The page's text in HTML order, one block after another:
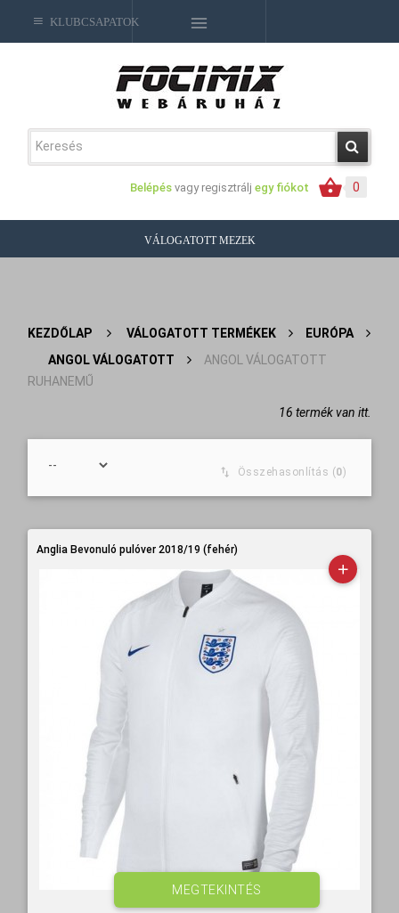
0
Belépés vagy regisztrálj egy fiókot
KLUBCSAPATOK
VÁLOGATOTT MEZEK
KEZDŐLAP > VÁLOGATOTT TERMÉKEK >
EURÓPA
ANGOL VÁLOGATOTT >
ANGOL VÁLOGATOTT
RUHANEMŰ
16 termék van itt.
Összehasonlítás (0)
Anglia Bevonuló pulóver 2018/19 (fehér)
MEGTEKINTÉS